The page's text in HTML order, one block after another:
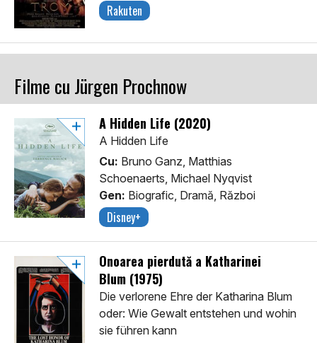
Rakuten
Filme cu Jürgen Prochnow
A Hidden Life (2020)
A Hidden Life
Cu: Bruno Ganz, Matthias
Schoenaerts, Michael Nyqvist
Gen: Biografic, Dramă, Război
Disney+
Onoarea pierdută a Katharinei
Blum (1975)
Die verlorene Ehre der Katharina Blum
oder: Wie Gewalt entstehen und wohin
sie führen kann